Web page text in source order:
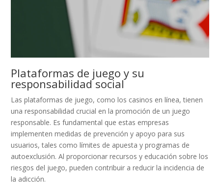
Plataformas de juego y su
responsabilidad social
Las plataformas de juego, como los casinos en línea, tienen
una responsabilidad crucial en la promoción de un juego
responsable. Es fundamental que estas empresas
implementen medidas de prevención y apoyo para sus
usuarios, tales como límites de apuesta y programas de
autoexclusión. Al proporcionar recursos y educación sobre los
riesgos del juego, pueden contribuir a reducir la incidencia de
la adicción.